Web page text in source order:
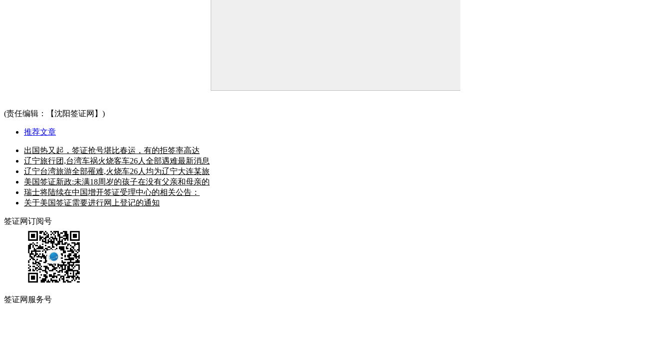
(责任编辑：【沈阳签证网】)
推荐文章
出国热又起，签证抢号堪比春运，有的拒签率高达
辽宁旅行团,台湾车祸火烧客车26人全部遇难最新消息
辽宁台湾旅游全部罹难,火烧车26人均为辽宁大连某旅
美国签证新政:未满18周岁的孩子在没有父亲和母亲的
瑞士将陆续在中国增开签证受理中心的相关公告：
关于美国签证需要进行网上登记的通知
签证网订阅号
签证网服务号